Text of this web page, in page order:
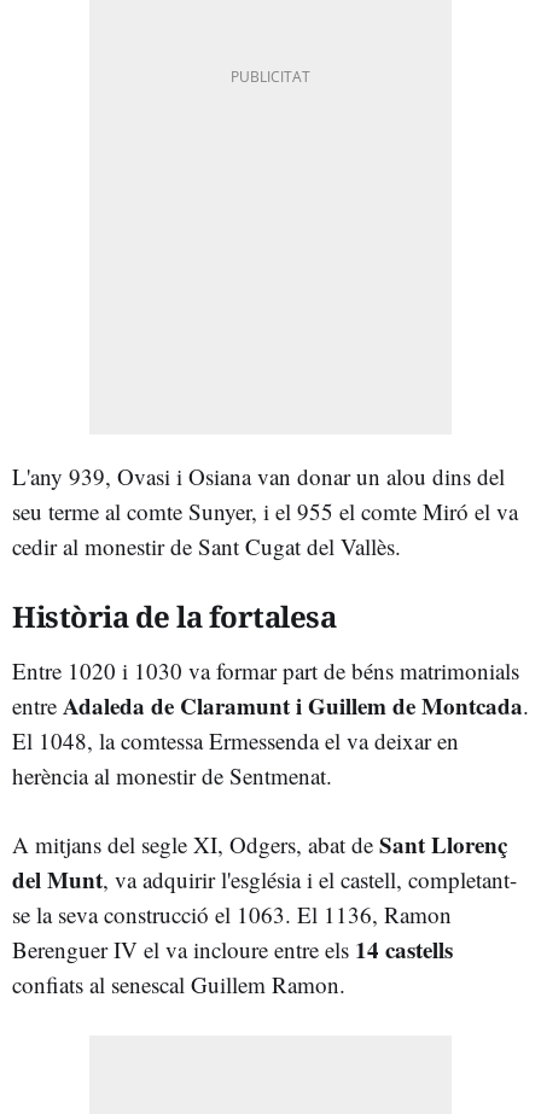
L'any 939, Ovasi i Osiana van donar un alou dins del
seu terme al comte Sunyer, i el 955 el comte Miró el va
cedir al monestir de Sant Cugat del Vallès.
Història de la fortalesa
Entre 1020 i 1030 va formar part de béns matrimonials
entre Adaleda de Claramunt i Guillem de Montcada.
El 1048, la comtessa Ermessenda el va deixar en
herència al monestir de Sentmenat.
A mitjans del segle XI, Odgers, abat de Sant Llorenç
del Munt, va adquirir l'església i el castell, completant-
se la seva construcció el 1063. El 1136, Ramon
Berenguer IV el va incloure entre els 14 castells
confiats al senescal Guillem Ramon.